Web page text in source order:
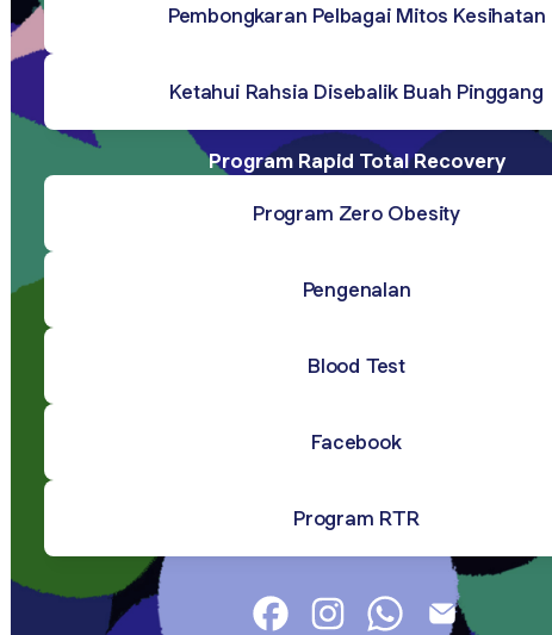
Pembongkaran Pelbagai Mitos Kesihatan
Ketahui Rahsia Disebalik Buah Pinggang
Program Rapid Total Recovery
Program Zero Obesity
Pengenalan
Blood Test
Facebook
Program RTR